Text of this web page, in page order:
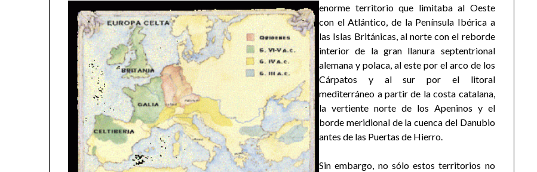
enorme territorio que limitaba al Oeste
con el Atlántico, de la Península Ibérica a
las Islas Británicas, al norte con el reborde
interior de la gran llanura septentrional
alemana y polaca, al este por el arco de los
Cárpatos y al sur por el litoral
mediterráneo a partir de la costa catalana,
la vertiente norte de los Apeninos y el
borde meridional de la cuenca del Danubio
antes de las Puertas de Hierro.
Sin embargo, no sólo estos territorios no